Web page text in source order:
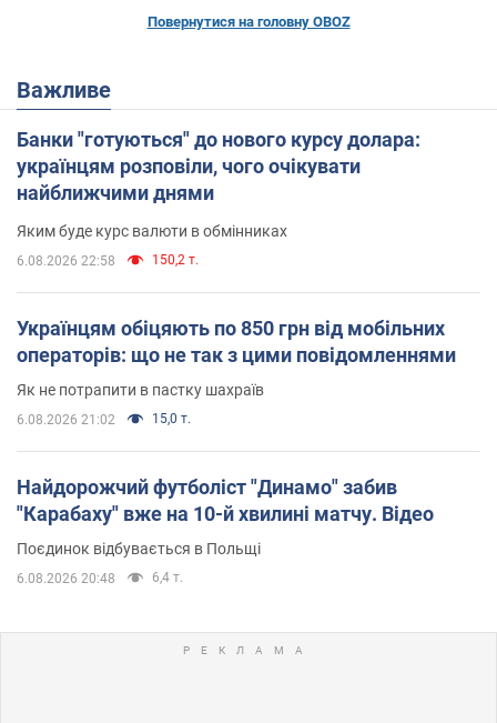
Повернутися на головну OBOZ
Важливе
Банки "готуються" до нового курсу долара:
українцям розповіли, чого очікувати
найближчими днями
Яким буде курс валюти в обмінниках
6.08.2026 22:58 150,2 т.
Українцям обіцяють по 850 грн від мобільних
операторів: що не так з цими повідомленнями
Як не потрапити в пастку шахраїв
6.08.2026 21:02 15,0 т.
Найдорожчий футболіст "Динамо" забив
"Карабаху" вже на 10-й хвилині матчу. Відео
Поєдинок відбувається в Польщі
6.08.2026 20:48 6,4 т.